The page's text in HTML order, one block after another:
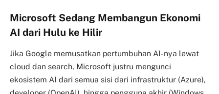
Microsoft Sedang Membangun Ekonomi
AI dari Hulu ke Hilir
Jika Google memusatkan pertumbuhan AI-nya lewat
cloud dan search, Microsoft justru mengunci
ekosistem AI dari semua sisi dari infrastruktur (Azure),